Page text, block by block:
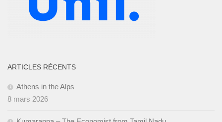
ARTICLES RÉCENTS
Athens in the Alps
8 mars 2026